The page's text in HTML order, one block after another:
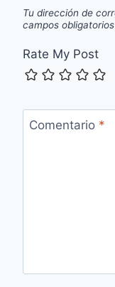
Tu dirección de
campos
Rate My Post
Comentario *